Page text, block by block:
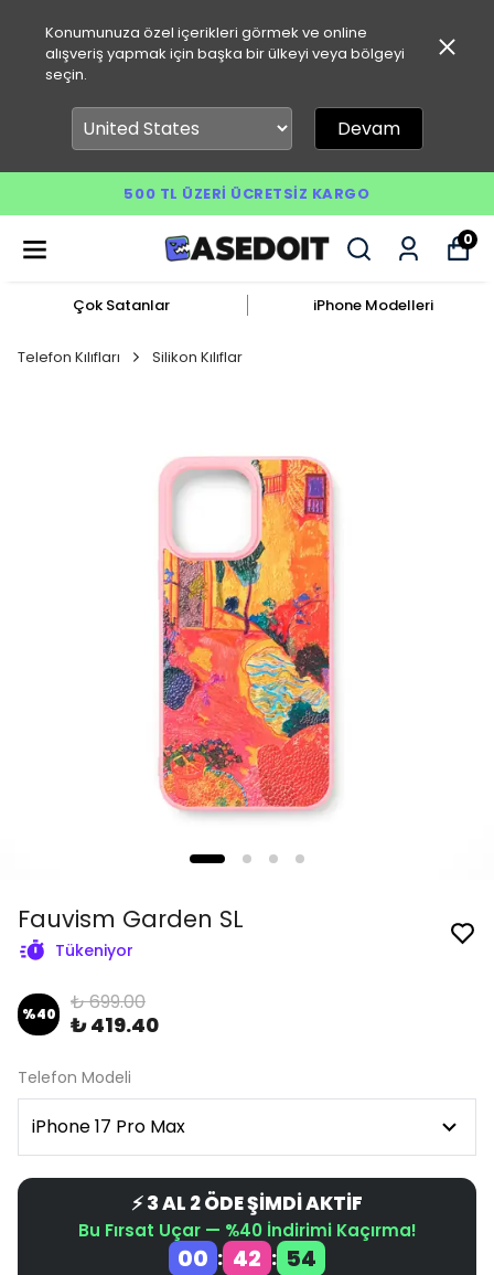
Konumunuza özel içerikleri görmek ve online
alışveriş yapmak için başka bir ülkeyi veya bölgeyi
seçin.
Devam
500 TL ÜZERI ÜCRETSIZ KARGO
0
Çok Satanlar iPhone Modelleri
Telefon Kılıfları Silikon Kılıflar
Fauvism Garden SL
Tükeniyor
%40 ₺ 699.00
₺ 419.40
Telefon Modeli
⚡ 3 AL 2 ÖDE ŞİMDİ AKTİF
Bu Fırsat Uçar — %40 İndirimi Kaçırma!
00 : 42 : 53